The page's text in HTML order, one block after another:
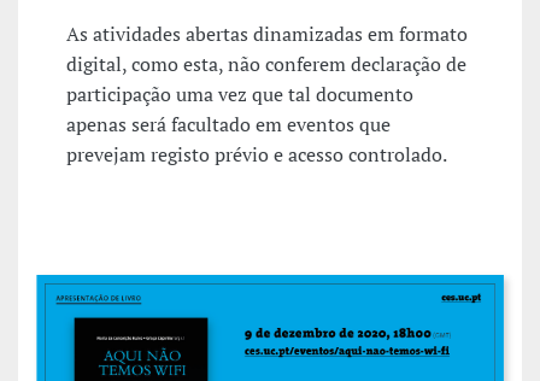
As atividades abertas dinamizadas em formato
digital, como esta, não conferem declaração de
participação uma vez que tal documento
apenas será facultado em eventos que
prevejam registo prévio e acesso controlado.